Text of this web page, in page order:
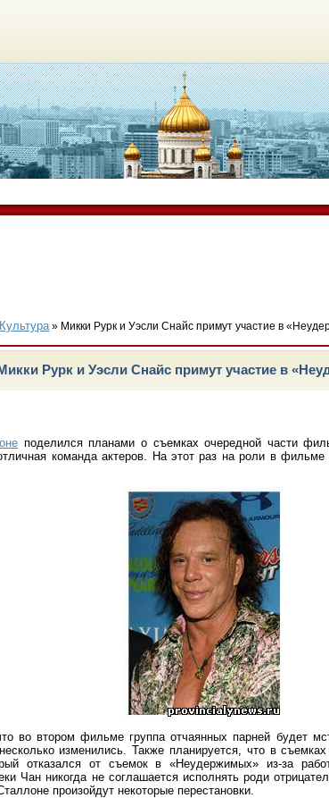
Культура» Микки Рурк и Уэсли Снайс примут участие в
Микки Рурк и Уэсли Снайс примут участие в
поделился планами о съемках очередной части
команда актеров. На этот раз на роли в
во втором фильме группа отчаянных парней будет
изменились. Также планируется, что в
отказался от съемок в «Неудержимых» из-за
Чан никогда не соглашается исполнять роди
произойдут некоторые перестановки.